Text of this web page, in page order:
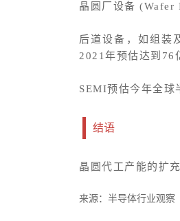
晶圆厂设备 (Wafer
后道设备，如组装
2021年预估达到76
SEMI预估今年全球
结语
晶圆代工产能的扩
来源：半导体行业观察